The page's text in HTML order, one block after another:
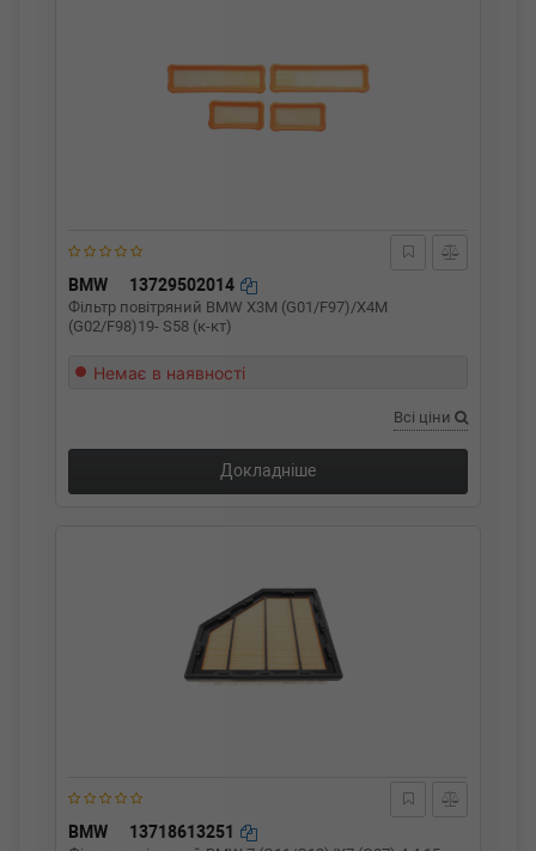
BMW 13729502014
Фільтр повітряний BMW X3M (G01/F97)/X4M
(G02/F98)19- S58 (к-кт)
Немає в наявності
Всі ціни
Докладніше
BMW 13718613251